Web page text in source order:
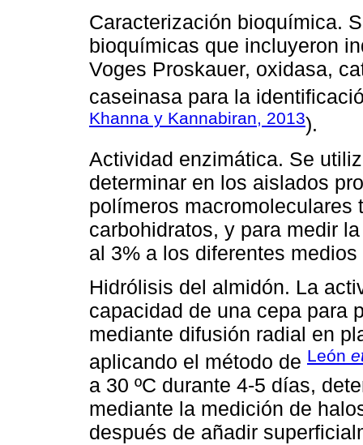
Caracterización bioquímica.
bioquímicas que incluyeron
Voges Proskauer, oxidasa,
caseinasa para la
Khanna y Kannabiran, 2013).
Actividad enzimática. Se
determinar en los aislados
polímeros
carbohidratos, y para medir
al 3% a los diferentes
Hidrólisis del almidón. La
capacidad de una cepa para
mediante difusión radial en
aplicando el método de León
a 30 ºC durante 4-5 días,
mediante la medición de
después de añadir